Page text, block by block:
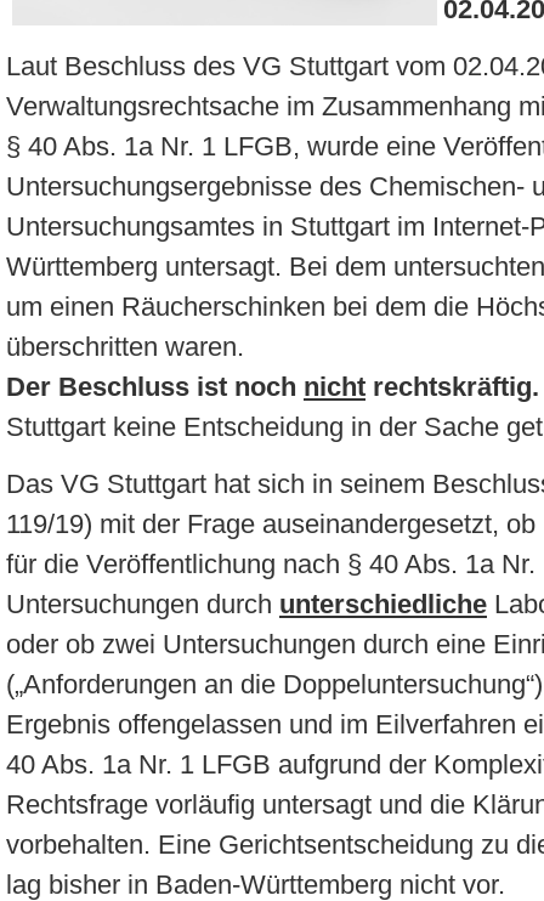
Laut Beschluss des VG Stuttgart vom
Verwaltungsrechtsache im Zusammenhang
§ 40 Abs. 1a Nr. 1 LFGB, wurde eine
Untersuchungsergebnisse des Chemischen-
Untersuchungsamtes in Stuttgart im Internet-
Württemberg untersagt. Bei dem
um einen Räucherschinken bei dem die
überschritten waren.
Der Beschluss ist noch nicht rechtskräftig.
Stuttgart keine Entscheidung in der Sache
Das VG Stuttgart hat sich in seinem
119/19) mit der Frage auseinandergesetzt,
für die Veröffentlichung nach § 40 Abs. 1a
Untersuchungen durch unterschiedliche
oder ob zwei Untersuchungen durch eine
(„Anforderungen an die
Ergebnis offengelassen und im Eilverfahren
40 Abs. 1a Nr. 1 LFGB aufgrund der
Rechtsfrage vorläufig untersagt und die
vorbehalten. Eine Gerichtsentscheidung zu
lag bisher in Baden-Württemberg nicht vor.